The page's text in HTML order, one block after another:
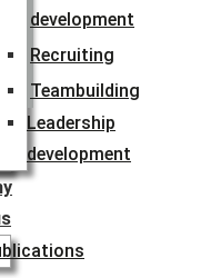
development
Recruiting
Teambuilding
Leadership
development